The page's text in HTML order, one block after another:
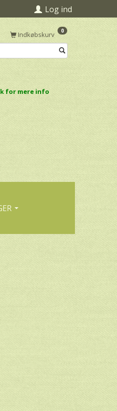
Log ind
Indkøbskurv 0
for mere info